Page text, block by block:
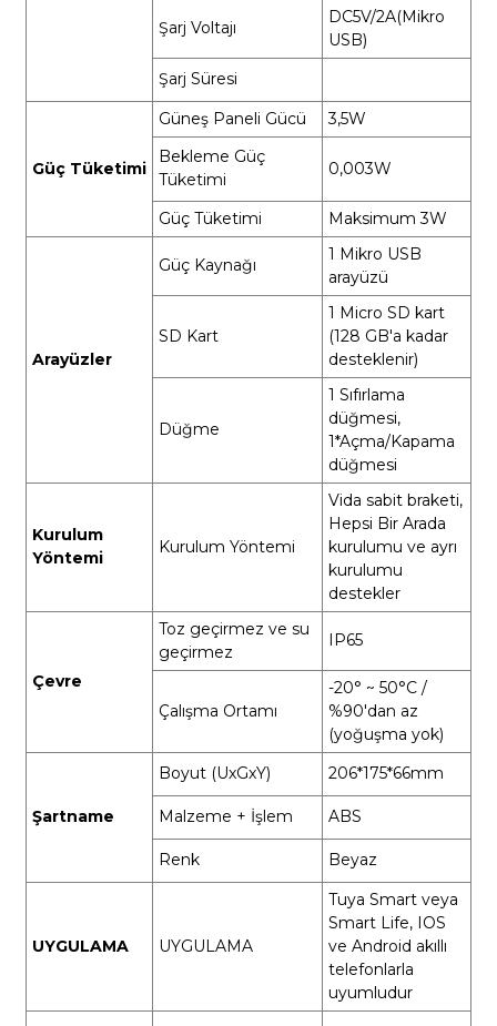
Şarj Voltajı
DC5V/2A(Mikro
USB)
Şarj Süresi
Güç Tüketimi
Güneş Paneli Gücü
3,5W
Bekleme Güç
Tüketimi
0,003W
Güç Tüketimi Maksimum 3W
Arayüzler
Güç Kaynağı
1 Mikro USB
arayüzü
SD Kart
1 Micro SD kart
(128 GB'a kadar
desteklenir)
Düğme
1 Sıfırlama
düğmesi,
1*Açma/Kapama
düğmesi
Kurulum
Yöntemi
Kurulum Yöntemi
Vida sabit braketi,
Hepsi Bir Arada
kurulumu ve ayrı
kurulumu
destekler
Çevre
Toz geçirmez ve su
geçirmez
IP65
Çalışma Ortamı
-20° ~ 50°C /
%90'dan az
(yoğuşma yok)
Şartname
Boyut (UxGxY) 206*175*66mm
Malzeme + İşlem ABS
Renk Beyaz
UYGULAMA UYGULAMA
Tuya Smart veya
Smart Life, IOS
ve Android akıllı
telefonlarla
uyumludur